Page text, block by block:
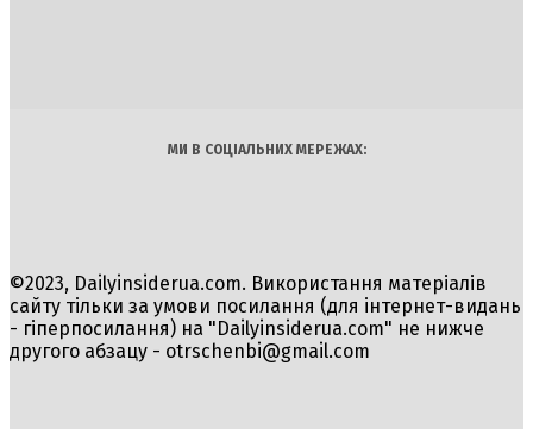
МИ В СОЦІАЛЬНИХ МЕРЕЖАХ:
©2023, Dailyinsiderua.com. Використання матеріалів
сайту тільки за умови посилання (для інтернет-видань
- гіперпосилання) на "Dailyinsiderua.com" не нижче
другого абзацу - otrschenbi@gmail.com